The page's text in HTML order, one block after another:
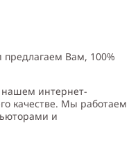
Вам, 100%
интернет-
качестве. Мы работаем
и